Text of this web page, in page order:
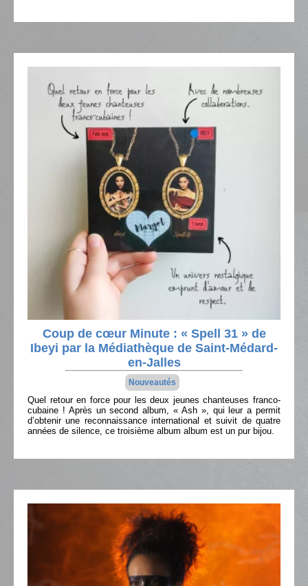
Coup de cœur Minute : « Spell 31 » de
Ibeyi par la Médiathèque de Saint-Médard-
en-Jalles
Nouveautés
Quel retour en force pour les deux jeunes chanteuses franco-
cubaine ! Après un second album, « Ash », qui leur a permit
d’obtenir une reconnaissance international et suivit de quatre
années de silence, ce troisième album album est un pur bijou.